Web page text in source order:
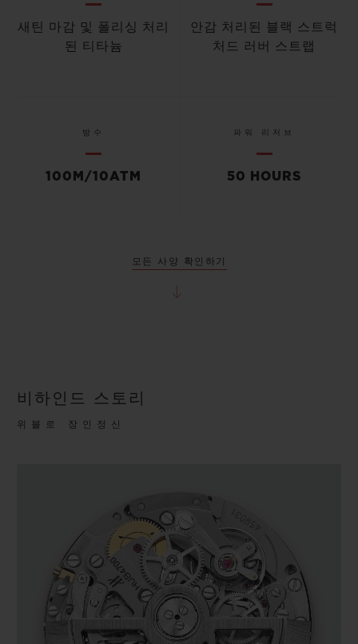
새틴 마감 및 폴리싱 처리
된 티타늄
안감 처리된 블랙 스트럭
처드 러버 스트랩
방수
100M/10ATM
파워 리저브
50 HOURS
모든 사양 확인하기
비하인드 스토리
위블로 장인정신